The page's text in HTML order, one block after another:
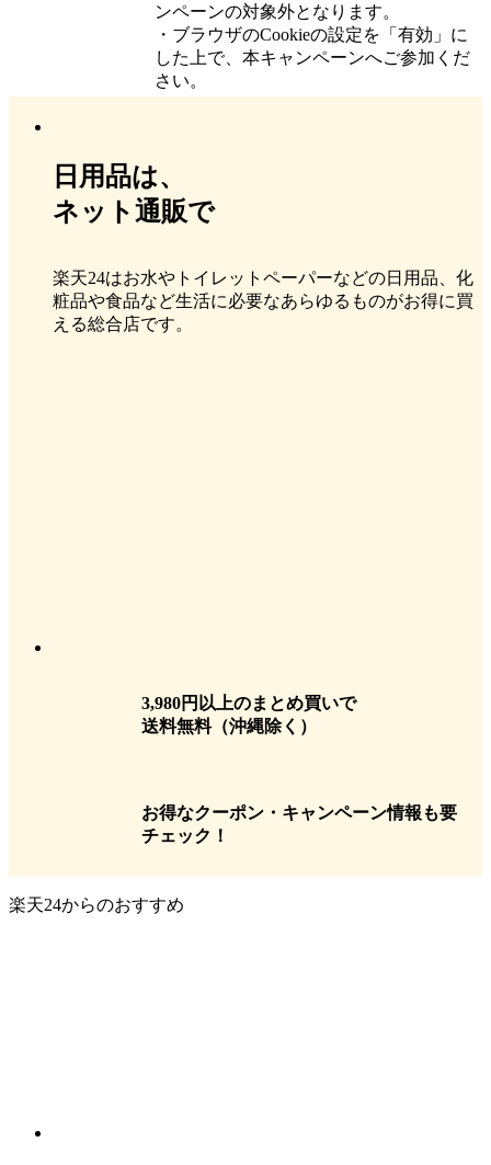
ンペーンの対象外となります。
・ブラウザのCookieの設定を「有効」に
した上で、本キャンペーンへご参加くだ
さい。
日用品は、
ネット通販で
楽天24はお水やトイレットペーパーなどの日用品、化
粧品や食品など生活に必要なあらゆるものがお得に買
える総合店です。
3,980円以上のまとめ買いで
送料無料（沖縄除く）
お得なクーポン・キャンペーン情報も要
チェック！
楽天24からのおすすめ